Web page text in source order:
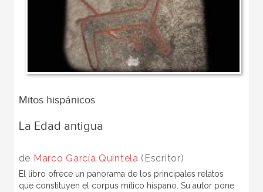
Mitos hispánicos
La Edad antigua
de Marco García Quintela (Escritor)
El libro ofrece un panorama de los principales relatos
que constituyen el corpus mítico hispano. Su autor pone